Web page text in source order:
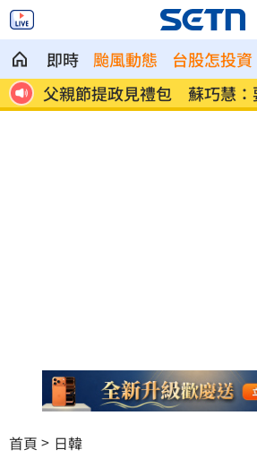
即時 颱風動態 台股怎投資
父親節提政見禮包 蘇巧慧：
盾
首頁 日韓